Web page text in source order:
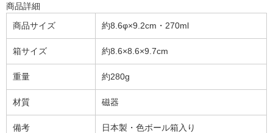
商品詳細
商品サイズ
約8.6φ×9.2cm・270ml
箱サイズ 約8.6×8.6×9.7cm
重量 約280g
材質 磁器
備考 日本製・色ボール箱入り